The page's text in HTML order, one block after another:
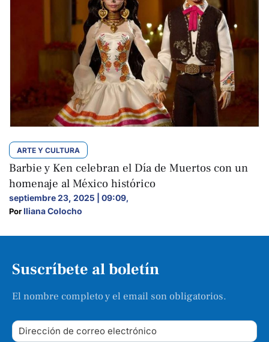
ARTE Y CULTURA
Barbie y Ken celebran el Día de Muertos con un
homenaje al México histórico
septiembre 23, 2025 | 09:09,
Por Iliana Colocho
Suscríbete al boletín
El nombre completo y el email son obligatorios.